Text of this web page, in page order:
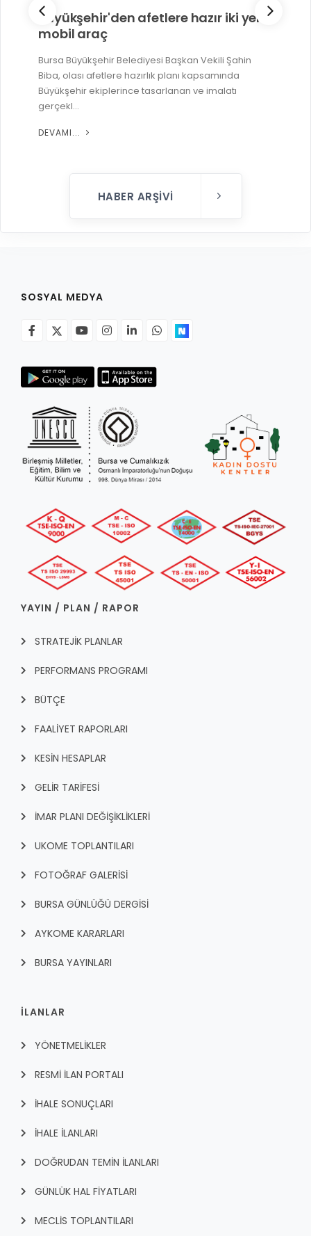
Büyükşehir'den afetlere hazır iki yeni
mobil araç
Bursa Büyükşehir Belediyesi Başkan Vekili Şahin
Biba, olası afetlere hazırlık planı kapsamında
Büyükşehir ekiplerince tasarlanan ve imalatı
gerçekl...
DEVAMI...
HABER ARŞIVI
SOSYAL MEDYA
YAYIN / PLAN / RAPOR
STRATEJİK PLANLAR
PERFORMANS PROGRAMI
BÜTÇE
FAALİYET RAPORLARI
KESİN HESAPLAR
GELİR TARİFESİ
İMAR PLANI DEĞİŞİKLİKLERİ
UKOME TOPLANTILARI
FOTOĞRAF GALERİSİ
BURSA GÜNLÜĞÜ DERGİSİ
AYKOME KARARLARI
BURSA YAYINLARI
İLANLAR
YÖNETMELİKLER
RESMİ İLAN PORTALI
İHALE SONUÇLARI
İHALE İLANLARI
DOĞRUDAN TEMİN İLANLARI
GÜNLÜK HAL FİYATLARI
MECLİS TOPLANTILARI